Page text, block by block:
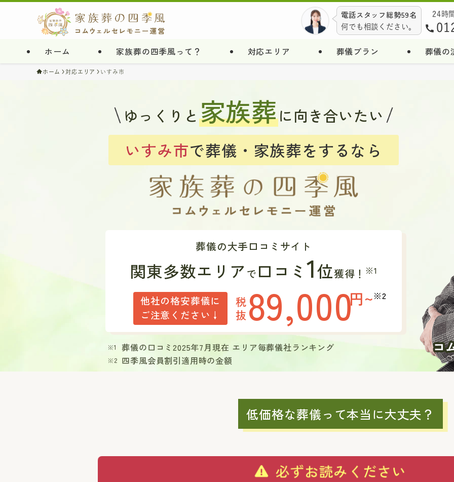
ホーム 家族葬の四季風って？ 対応エリア 葬儀プラン 葬儀の
電話スタッフ総勢59名
何でも相談ください。
24時
ホーム 対応エリア いすみ市
ゆっくりと家族葬に向き合いたい
いすみ市で葬儀・家族葬をするなら
葬儀の大手口コミサイト
関東多数エリア で 口コミ1位獲得！ ※1
他社の格安葬儀に
ご注意ください↓
税
抜 89,000円~※2
葬儀の口コミ2025年7月現在 エリア毎葬儀社ランキング
四季風会員割引適用時の金額
低価格な葬儀って本当に大丈夫？
必ずお読みください